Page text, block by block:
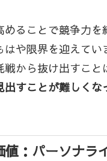
ることで競争力
や限界を迎えて
から抜け出すこと
すことが難しくな
：パーソナラ